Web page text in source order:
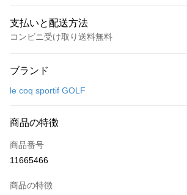
支払いと配送方法
コンビニ受け取り送料無料
クレジットカード1回払い
LINE Pay
Apple Pay
Easy Wallet
ブランド
le coq sportif GOLF
商品の特徴
商品番号
11665466
商品の特徴